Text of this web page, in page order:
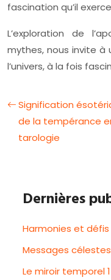
fascination qu’il
L’exploration de
mythes, nous invite à
l’univers, à la fois
Signification
de la tempérance
tarologie
Dernières
Harmonies et
Messages
Le miroir temporel